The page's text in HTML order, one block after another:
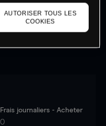
Frais journaliers - Acheter
0
AUTORISER TOUS LES
COOKIES